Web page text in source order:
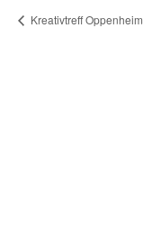
Kreativtreff Oppenheim